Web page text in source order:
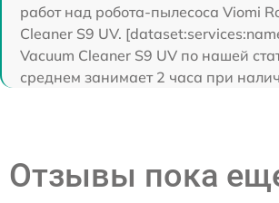
работ над робота-пылесоса Viomi
Cleaner S9 UV.
Vacuum Cleaner S9 UV по нашей
среднем занимает 2 часа при
Отзывы пока